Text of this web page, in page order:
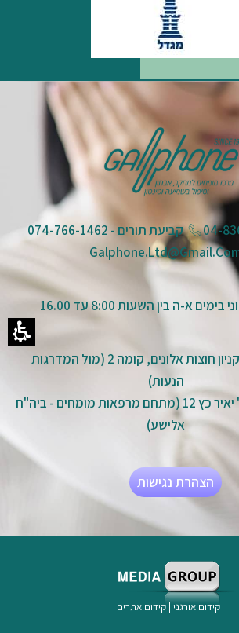
קביעת תורים - 074-766-1462
א-ה בין השעות 8:00 עד 16.00
סניף ראשי - קניון חוצות אלונים, קומה 2 (מול המדרגות
הנעות)
סניף חיפה - רח' יאיר כץ 12 (מתחם מרפאות מומחים - ביה"ח
אלישע)
הצהרת נגישות
קידום אורגני | קידום אתרים